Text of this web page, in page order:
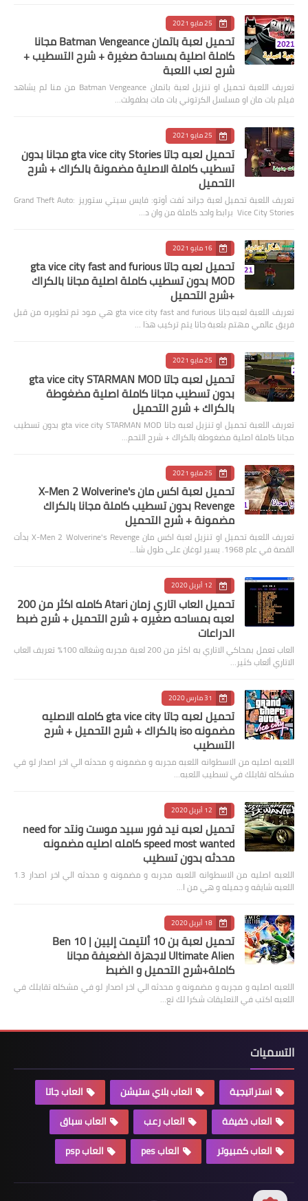
25 مايو 2021
تحميل لعبة باتمان Batman Vengeance مجانا
كاملة اصلية بمساحة صغيرة + شرح التسطيب +
شرح لعب اللعبة
تعريف اللعبة تحميل او تنزيل لعبة باتمان Batman Vengeance من منا لم يشاهد
فيلم بات مان او مسلسل الكرتوني بات مات بطفولت…
25 مايو 2021
تحميل لعبه جاتا gta vice city Stories مجانا بدون
تسطيب كاملة الاصلية مضمونة بالكراك + شرح
التحميل
تعريف اللعبة تحميل لعبة جراند ثفت أوتو: فايس سيتي ستوريز Grand Theft Auto:
Vice City Stories برابط واحد كاملة من وان د…
16 مايو 2021
تحميل لعبه جاتا gta vice city fast and furious
MOD بدون تسطيب كاملة اصلية مجانا بالكراك
+شرح التحميل
تعريف اللعبة لعبه جاتا gta vice city fast and furious هي مود تم تطويره من قبل
فريق عالمي مهتم بلعبة جاتا يتم تركيب هذا …
25 مايو 2021
تحميل لعبه جاتا gta vice city STARMAN MOD
بدون تسطيب مجانا كاملة اصلية مضغوطة
بالكراك + شرح التحميل
تعريف اللعبة تحميل او تنزيل لعبه جاتا gta vice city STARMAN MOD بدون تسطيب
مجانا كاملة اصلية مضغوطة بالكراك + شرح التحم…
25 مايو 2021
تحميل لعبة اكس مان X-Men 2 Wolverine's
Revenge بدون تسطيب كاملة مجانا بالكراك
مضمونة + شرح التحميل
تعريف اللعبة تحميل او تنزيل لعبة اكس مان X-Men 2 Wolverine's Revenge بدأت
القصة في عام 1968. يسير لوغان على طول شا…
12 أبريل 2020
تحميل العاب اتاري زمان Atari كامله اكثر من 200
لعبه بمساحه صغيره + شرح التحميل + شرح ضبط
الدراعات
العاب تعمل بمحاكي الاتاري به اكثر من 200 لعبة مجربه وشغاله 100% تعريف العاب
الاتاري ألعاب كثير…
31 مارس 2020
تحميل لعبه جاتا gta vice city كامله الاصليه
مضمونه iso بالكراك + شرح التحميل + شرح
التسطيب
اللعبه اصليه من الاسطوانه اللعبه مجربه و مضمونه و محدثه الي اخر اصدار لو في
مشكله تقابلك في تسطيب اللعبه…
12 أبريل 2020
تحميل لعبه نيد فور سبيد موست ونتد need for
speed most wanted كامله اصليه مضمونه
محدثه بدون تسطيب
اللعبه اصليه من الاسطوانه اللعبه مجربه و مضمونه و محدثه الي اخر اصدار 1.3
اللعبه شايقه و جميله و هي من ا…
18 أبريل 2020
تحميل لعبة بن 10 ألتيمت إليين | Ben 10
Ultimate Alien لاجهزة الضعيفة مجانا
كاملة+شرح التحميل و الضبط
اللعبه اصليه و مجربه و مضمونه و محدثه الي اخر اصدار لو في مشكله تقابلك في
اللعبه اكتب في التعليقات شكرا لك تع…
التسميات
استراتيجية العاب بلاي ستيشن
العاب جاتا
العاب خفيفة
العاب رعب
العاب سباق
العاب كمبيوتر
العاب pes العاب psp